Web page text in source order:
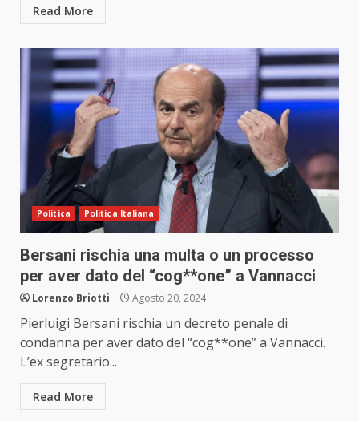
Read More
Politica Politica Italiana
Bersani rischia una multa o un processo
per aver dato del “cog**one” a Vannacci
Lorenzo Briotti Agosto 20, 2024
Pierluigi Bersani rischia un decreto penale di
condanna per aver dato del “cog**one” a Vannacci.
L’ex segretario...
Read More